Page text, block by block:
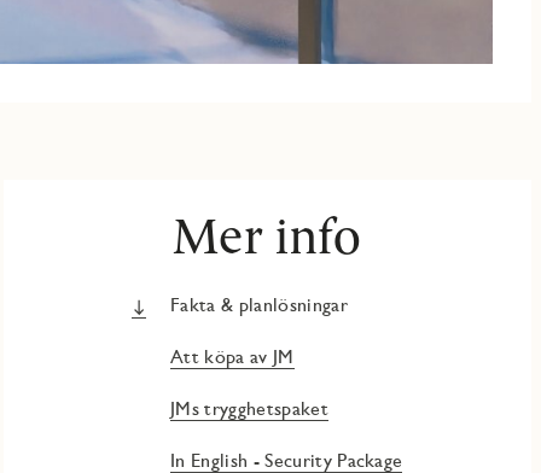
Mer info
Fakta & planlösningar
Att köpa av JM
JMs trygghetspaket
In English - Security Package